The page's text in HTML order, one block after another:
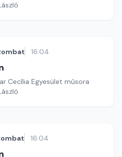
16:04
Cecília Egyesület műsora
16:04